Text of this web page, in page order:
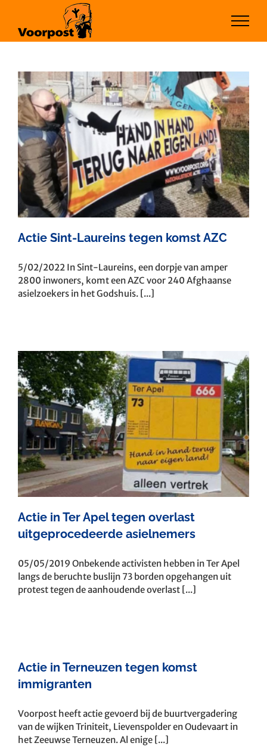
inhoud
Actie Sint-Laureins tegen komst AZC
5/02/2022 In Sint-Laureins, een dorpje van amper
2800 inwoners, komt een AZC voor 240 Afghaanse
asielzoekers in het Godshuis. [...]
Actie in Ter Apel tegen overlast
uitgeprocedeerde asielnemers
05/05/2019 Onbekende activisten hebben in Ter Apel
langs de beruchte buslijn 73 borden opgehangen uit
protest tegen de aanhoudende overlast [...]
Actie in Terneuzen tegen komst
immigranten
Voorpost heeft actie gevoerd bij de buurtvergadering
van de wijken Triniteit, Lievenspolder en Oudevaart in
het Zeeuwse Terneuzen. Al enige [...]